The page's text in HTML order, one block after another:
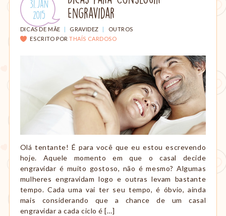
amamentação,
Montessori,
viagem
etc.
Publicado
em:
31.Jan
.
2015
Engravidar
CATEGORIAS:
DICAS DE MÃE GRAVIDEZ
OUTROS
ESCRITO POR THAÍS CARDOSO
Olá tentante! É para você que eu estou escrevendo
hoje. Aquele momento em que o casal decide
engravidar é muito gostoso, não é mesmo? Algumas
mulheres engravidam logo e outras levam bastante
tempo. Cada uma vai ter seu tempo, é óbvio, ainda
mais considerando que a chance de um casal
engravidar a cada ciclo é […]